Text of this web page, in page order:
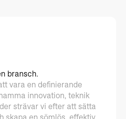
bransch.
vara en definierande
innovation, teknik
strävar vi efter att sätta
skapa en sömlös, effektiv